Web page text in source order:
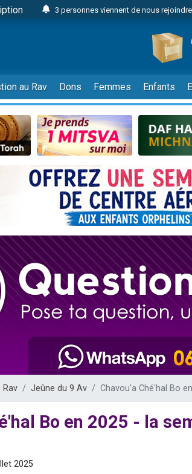
3 personnes viennent de nous
3 personnes viennent de faire un
3 personnes viennent de faire un
2 personnes viennent de nous
13 personnes viennent de demander
30 personnes viennent de faire un
Il reste 49 places pour étudier en
12 nouvelles musiques dans
3 personnes viennent de nous rejoindre
2 personnes viennent de nous
2 nouvelles musiques dans Torah-
3 personnes viennent de nous
8 personnes viennent de faire un
Nouvelle émission radio : Visions de
61 personnes viennent de demander
Ariel vient de donner son Maasser
Nathaniel vient de donner son Maasser
4 personnes viennent de nous
au Rav Dons Femmes Enfants
Rav Jeûne du 9 Av Chavou'a Ché'hal Bo
Bo en 2025 - la
2025